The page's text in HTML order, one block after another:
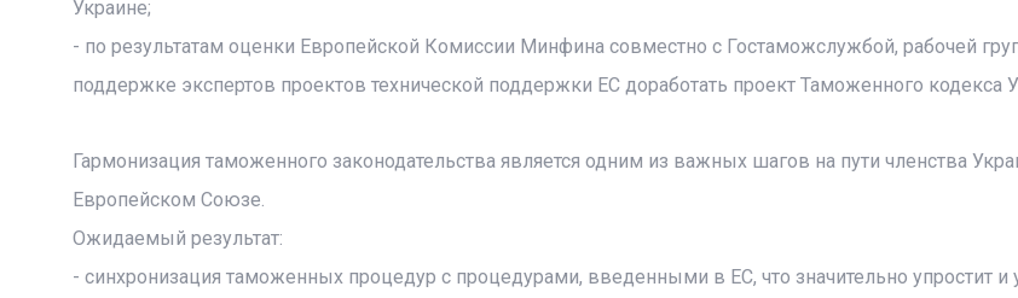
Украине;
- по результатам оценки Европейской Комиссии Минфина совместно с Гостаможслужбой, рабочей
поддержке экспертов проектов технической поддержки ЕС доработать проект Таможенного кодекса
Гармонизация таможенного законодательства является одним из важных шагов на пути членства
Европейском Союзе.
Ожидаемый результат:
- синхронизация таможенных процедур с процедурами, введенными в ЕС, что значительно упростит и